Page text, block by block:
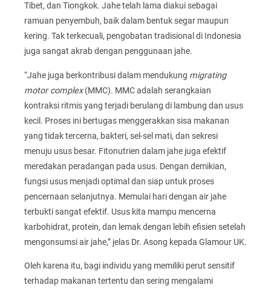
Tibet, dan Tiongkok. Jahe telah lama diakui sebagai
ramuan penyembuh, baik dalam bentuk segar maupun
kering. Tak terkecuali, pengobatan tradisional di Indonesia
juga sangat akrab dengan penggunaan jahe.
“Jahe juga berkontribusi dalam mendukung migrating
motor complex(MMC). MMC adalah serangkaian
kontraksi ritmis yang terjadi berulang di lambung dan usus
kecil. Proses ini bertugas menggerakkan sisa makanan
yang tidak tercerna, bakteri, sel-sel mati, dan sekresi
menuju usus besar. Fitonutrien dalam jahe juga efektif
meredakan peradangan pada usus. Dengan demikian,
fungsi usus menjadi optimal dan siap untuk proses
pencernaan selanjutnya. Memulai hari dengan air jahe
terbukti sangat efektif. Usus kita mampu mencerna
karbohidrat, protein, dan lemak dengan lebih efisien setelah
mengonsumsi air jahe,” jelas Dr. Asong kepada Glamour UK.
Oleh karena itu, bagi individu yang memiliki perut sensitif
terhadap makanan tertentu dan sering mengalami